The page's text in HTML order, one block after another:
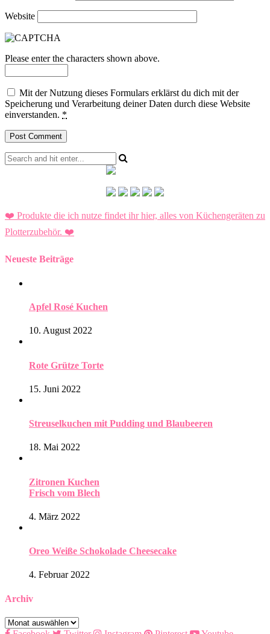
Website
Please enter the characters shown above.
Mit der Nutzung dieses Formulars erklärst du dich mit der
Speicherung und Verarbeitung deiner Daten durch diese Website
einverstanden. *
❤️ Produkte die ich nutze findet ihr hier, alles von Küchengeräten zu
Plotterzubehör. ❤️
Neueste Beiträge
Apfel Rosé Kuchen
10. August 2022
Rote Grütze Torte
15. Juni 2022
Streuselkuchen mit Pudding und Blaubeeren
18. Mai 2022
Zitronen Kuchen
Frisch vom Blech
4. März 2022
Oreo Weiße Schokolade Cheesecake
4. Februar 2022
Archiv
Archiv